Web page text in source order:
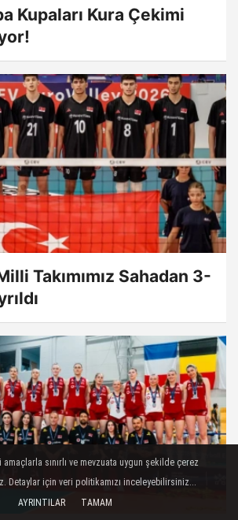
Kupaları Kura Çekimi
Takımımız Sahadan 3-
sınırlı ve mevzuata uygun şekilde çerez
Detaylar için veri politikamızı inceleyebilirsiniz...
AYRINTILAR
TAMAM